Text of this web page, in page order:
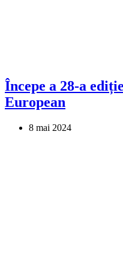
Începe a 28-a
European
8 mai 2024